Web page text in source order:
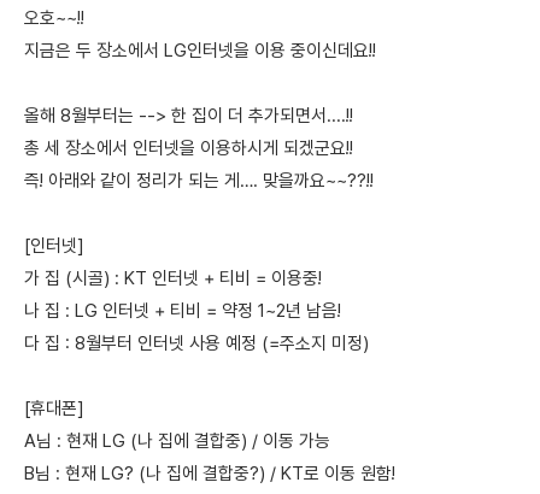
오호~~!!
지금은 두 장소에서 LG인터넷을 이용 중이신데요!!
올해 8월부터는 --> 한 집이 더 추가되면서....!!
총 세 장소에서 인터넷을 이용하시게 되겠군요!!
즉! 아래와 같이 정리가 되는 게…. 맞을까요~~??!!
[인터넷]
가 집 (시골) : KT 인터넷 + 티비 = 이용중!
나 집 : LG 인터넷 + 티비 = 약정 1~2년 남음!
다 집 : 8월부터 인터넷 사용 예정 (=주소지 미정)
[휴대폰]
A님 : 현재 LG (나 집에 결합중) / 이동 가능
B님 : 현재 LG? (나 집에 결합중?) / KT로 이동 원함!